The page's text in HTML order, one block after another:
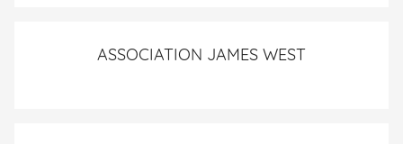
ASSOCIATION JAMES WEST